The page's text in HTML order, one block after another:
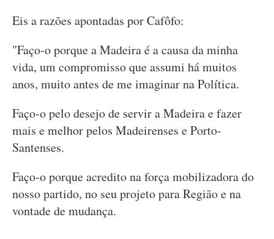
Eis a razões apontadas por Cafôfo:
"Faço-o porque a Madeira é a causa da minha
vida, um compromisso que assumi há muitos
anos, muito antes de me imaginar na Política.
Faço-o pelo desejo de servir a Madeira e fazer
mais e melhor pelos Madeirenses e Porto-
Santenses.
Faço-o porque acredito na força mobilizadora do
nosso partido, no seu projeto para Região e na
vontade de mudança.